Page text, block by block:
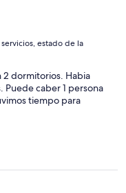
estado de la
2 dormitorios. Habia
Puede caber 1 persona
tiempo para